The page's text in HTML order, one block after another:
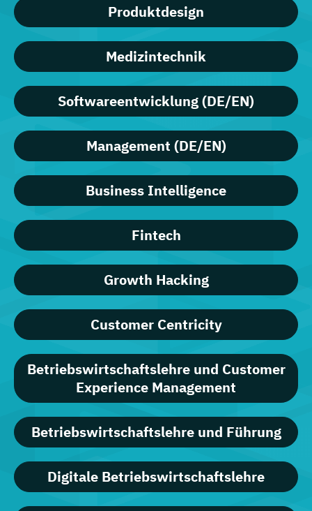
Produktdesign
Medizintechnik
Softwareentwicklung (DE/EN)
Management (DE/EN)
Business Intelligence
Fintech
Growth Hacking
Customer Centricity
Betriebswirtschaftslehre und Customer
Experience Management
Betriebswirtschaftslehre und Führung
Digitale Betriebswirtschaftslehre